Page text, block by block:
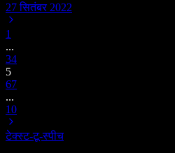
27 सितंबर 2022
1
...
34
5
67
...
10
टेक्स्ट-टू-स्पीच